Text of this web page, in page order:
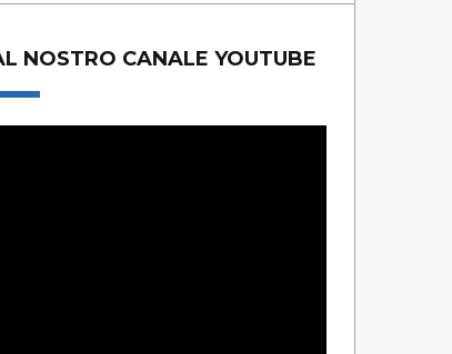
NOSTRO CANALE YOUTUBE